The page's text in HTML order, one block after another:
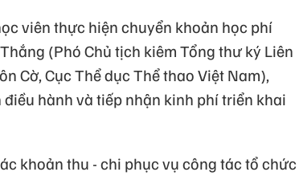
viên thực hiện chuyển khoản học phí
(Phó Chủ tịch kiêm Tổng thư ký Liên
Cờ, Cục Thể dục Thể thao Việt Nam),
hành và tiếp nhận kinh phí triển khai
khoản thu - chi phục vụ công tác tổ chức